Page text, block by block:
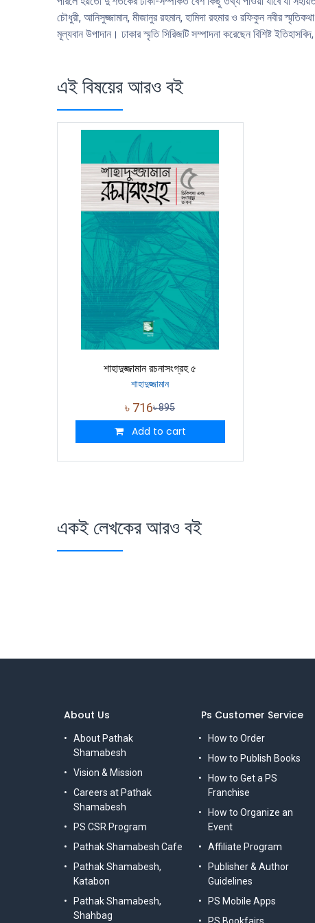
চৌধুরী, আনিসুজ্জামান, মীজানুর রহমান, হামিদা রহমার ও রফিকুন নবীর
মূল্যবান উপাদান। ঢাকার স্মৃতি সিরিজটি সম্পাদনা করেছেন বিশিষ্ট
এই বিষয়ের আরও বই
শাহাদুজ্জামান রচনাসংগ্রহ ৫
শাহাদুজ্জামান
৳ 716৳895
Add to cart
একই লেখকের আরও বই
Ps Customer Service
How to Order
How to Publish Books
How to Get a PS
Franchise
How to Organize an
Event
Affiliate Program
Publisher & Author
Guidelines
PS Mobile Apps
About Us
About Pathak
Shamabesh
Vision & Mission
Careers at Pathak
Shamabesh
PS CSR Program
Pathak Shamabesh Cafe
Pathak Shamabesh,
Katabon
Pathak Shamabesh,
Shahbag